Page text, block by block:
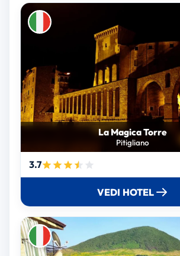
La Magica Torre
Pitigliano
3.7
VEDI HOTEL